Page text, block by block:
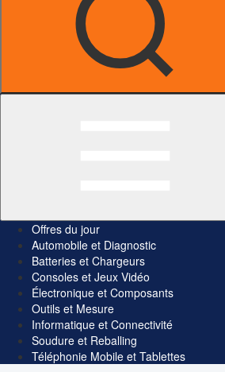
Offres du jour
Automobile et Diagnostic
Batteries et Chargeurs
Consoles et Jeux Vidéo
Électronique et Composants
Outils et Mesure
Informatique et Connectivité
Soudure et Reballing
Téléphonie Mobile et Tablettes